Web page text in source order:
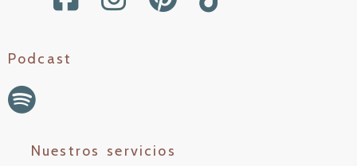
Podcast
Nuestros servicios